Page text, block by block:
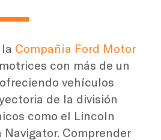
Compañía Ford Motor
con más de un
vehículos
de la división
como el Lincoln
Comprender